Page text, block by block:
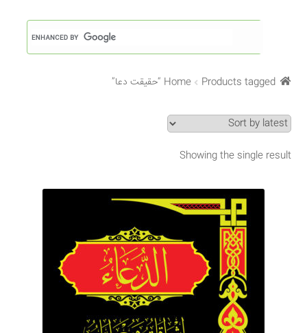
Checkout
My account
Search Results
Shop
Home Products tagged “حقیقت دعا”
Showing the single result